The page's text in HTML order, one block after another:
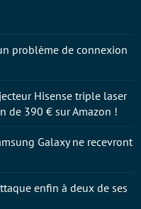
problème de connexion
Hisense triple laser
de 390 € sur Amazon !
Galaxy ne recevront
enfin à deux de ses